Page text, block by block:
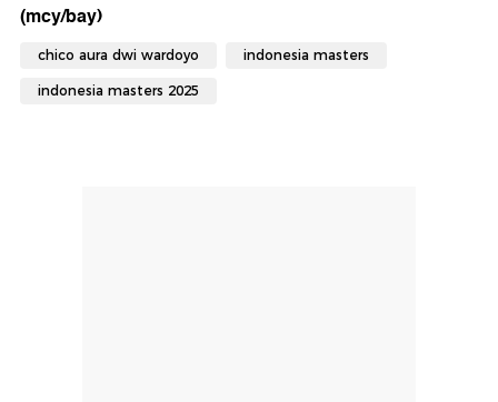
(mcy/bay)
chico aura dwi wardoyo indonesia masters
indonesia masters 2025